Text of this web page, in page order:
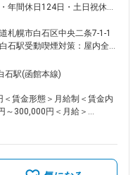
ャリアを築けます。 ■働き
しやすく、平均取得日数
の基礎資材を扱い、札幌
も大型案件が見込まれる安定
クを活かし、建設業界をト
会社の定
年間休日124日・土日祝休み
間層（係長候補）を募集して
幅広い総務業務に挑戦でき
基盤と働きやすい環境で、長
。 総務という部署の特性
： ・株主総
・各事務所・グループ各社
貸借およびリース物件の調
・社長車含む）の総合管
更新 ・全社的行事、式典等
札幌市白石区中央二条7-1-1
石駅受動喫煙対策：屋内全面
業所
石駅(函館本線)
賃金形態＞月給制＜賃金内
～300,000円＜月給＞
（5月）■賞与：年2回（7